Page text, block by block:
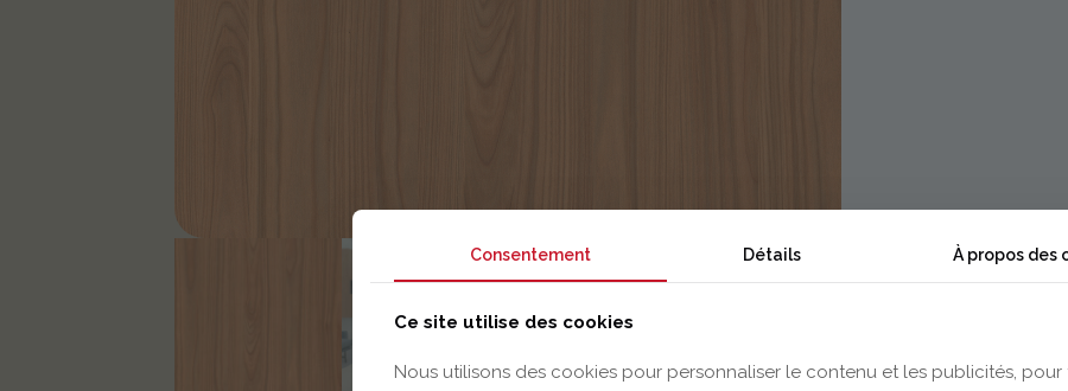
Consentement Détails À propos des
Ce site utilise des cookies
Nous utilisons des cookies pour personnaliser le contenu et les publicités, pour